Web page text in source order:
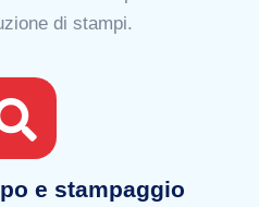
di stampi.
e stampaggio